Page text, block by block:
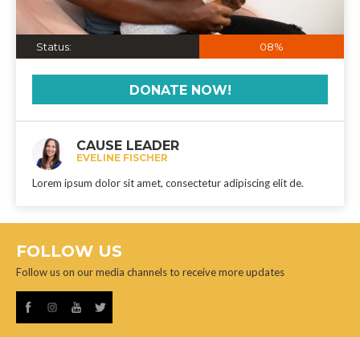
Status: 08%
DONATE NOW!
CAUSE LEADER
EVELINE FISCHER
Lorem ipsum dolor sit amet, consectetur adipiscing elit de.
FOLLOW US
Follow us on our media channels to receive more updates